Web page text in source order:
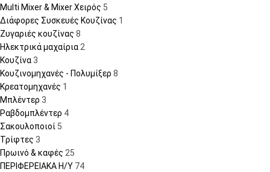
Multi Mixer & Mixer Χειρός 5
Διάφορες Συσκευές Κουζίνας 1
Ζυγαριές κουζίνας 8
Ηλεκτρικά μαχαίρια2
Κουζίνα 3
Κουζινομηχανές - Πολυμίξερ 8
Κρεατομηχανές 1
Μπλέντερ 3
Ραβδομπλέντερ 4
Σακουλοποιοί 5
Τρίφτες 3
Πρωινό & καφές 25
ΠΕΡΙΦΕΡΕΙΑΚΑ Η/Υ 74